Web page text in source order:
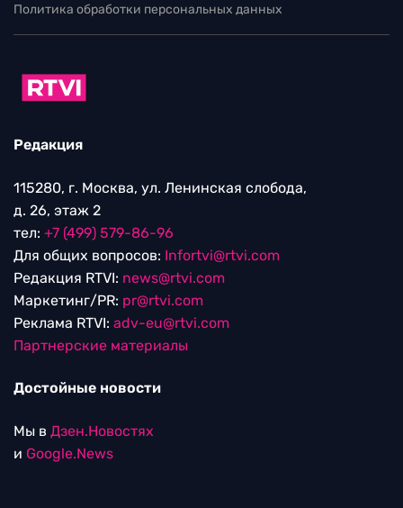
Политика обработки персональных данных
Редакция
115280, г. Москва, ул. Ленинская слобода,
д. 26, этаж 2
тел: +7 (499) 579-86-96
Для общих вопросов: Infortvi@rtvi.com
Редакция RTVI: news@rtvi.com
Маркетинг/PR: pr@rtvi.com
Реклама RTVI: adv-eu@rtvi.com
Партнерские материалы
Достойные новости
Мы в Дзен.Новостях
и Google.News